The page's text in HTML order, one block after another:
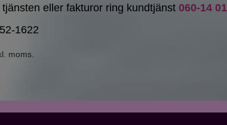
eller fakturor ring kundtjänst 060-14
1622
moms.